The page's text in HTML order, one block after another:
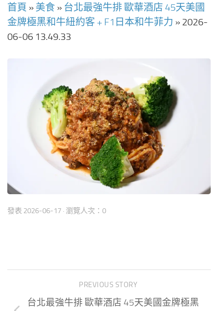
首頁 » 美食 » 台北最強牛排 歐華酒店 45天美國
金牌極黑和牛紐約客 + F1日本和牛菲力 » 2026-
06-06 13.49.33
發表 2026-06-17 · 瀏覽人次：0
PREVIOUS STORY
台北最強牛排 歐華酒店 45天美國金牌極黑